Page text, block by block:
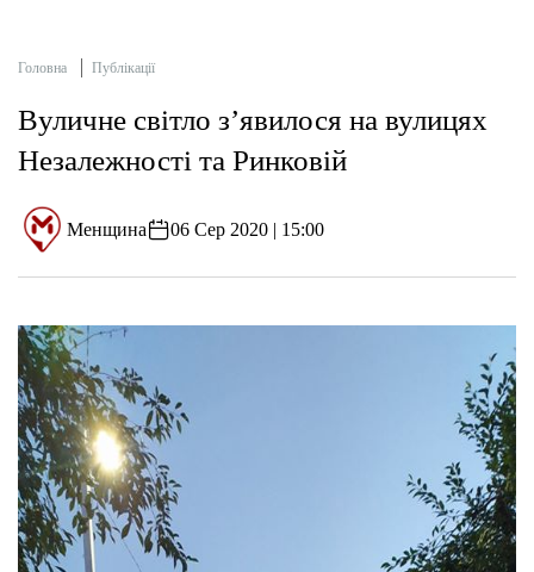
Головна Публікації
Вуличне світло з’явилося на вулицях
Незалежності та Ринковій
Менщина 06 Сер 2020 | 15:00